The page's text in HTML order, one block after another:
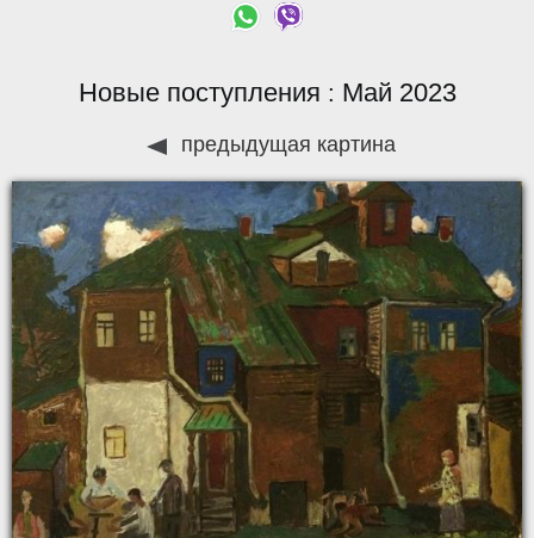
Новые поступления : Май 2023
предыдущая картина